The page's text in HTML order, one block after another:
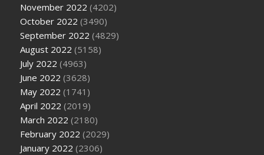
November 2022 (4202)
October 2022 (3490)
September 2022 (4829)
August 2022 (5158)
July 2022 (4963)
June 2022 (3628)
May 2022 (1741)
April 2022 (2019)
March 2022 (2180)
February 2022 (2029)
January 2022 (2306)